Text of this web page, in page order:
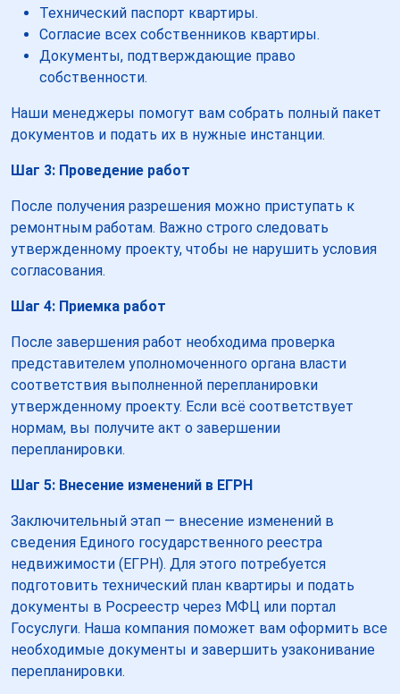
Технический паспорт квартиры.
Согласие всех собственников квартиры.
Документы, подтверждающие право
собственности.
Наши менеджеры помогут вам собрать полный пакет
документов и подать их в нужные инстанции.
Шаг 3: Проведение работ
После получения разрешения можно приступать к
ремонтным работам. Важно строго следовать
утвержденному проекту, чтобы не нарушить условия
согласования.
Шаг 4: Приемка работ
После завершения работ необходима проверка
представителем уполномоченного органа власти
соответствия выполненной перепланировки
утвержденному проекту. Если всё соответствует
нормам, вы получите акт о завершении
перепланировки.
Шаг 5: Внесение изменений в ЕГРН
Заключительный этап — внесение изменений в
сведения Единого государственного реестра
недвижимости (ЕГРН). Для этого потребуется
подготовить технический план квартиры и подать
документы в Росреестр через МФЦ или портал
Госуслуги. Наша компания поможет вам оформить все
необходимые документы и завершить узаконивание
перепланировки.